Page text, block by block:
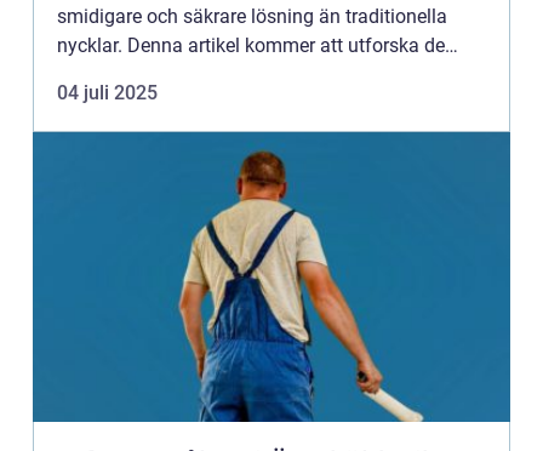
smidigare och säkrare lösning än traditionella
nycklar. Denna artikel kommer att utforska de
04 juli 2025